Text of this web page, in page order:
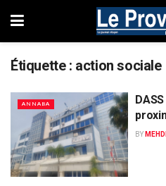
Étiquette : action sociale
ANNABA
BY